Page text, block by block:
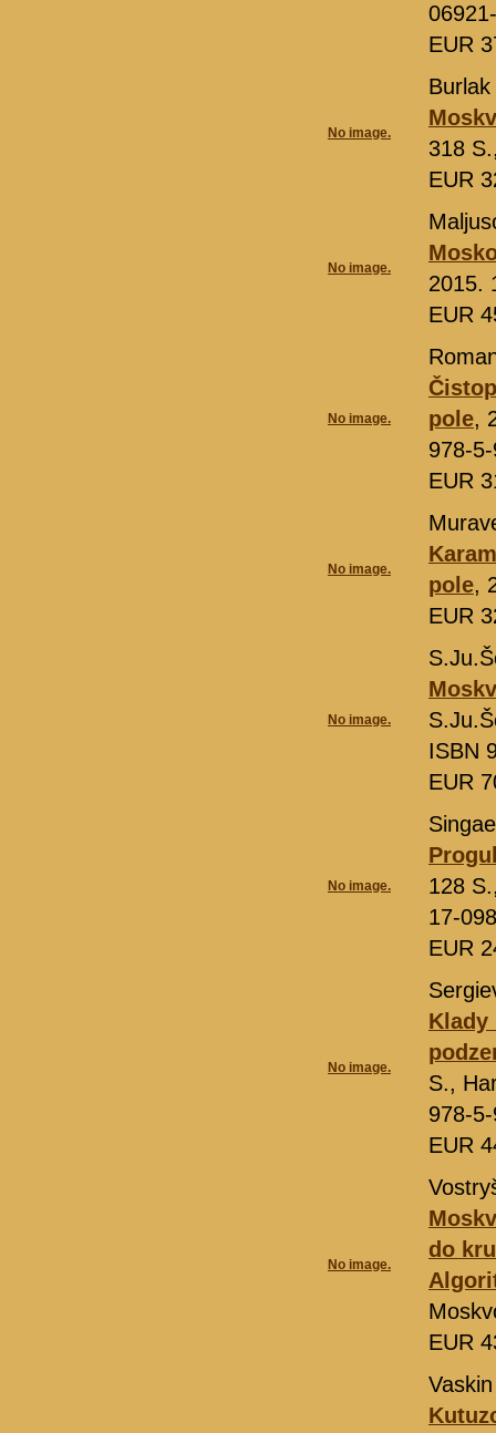
EUR
No image.
Burlak
318
EUR
No image.
2015.
EUR
No image.
pole,
978-
EUR
No image.
pole,
EUR
No image.
ISBN
EUR
No image.
128
17-
EUR
No image.
Klady
S.,
978-
EUR
No image.
do
EUR